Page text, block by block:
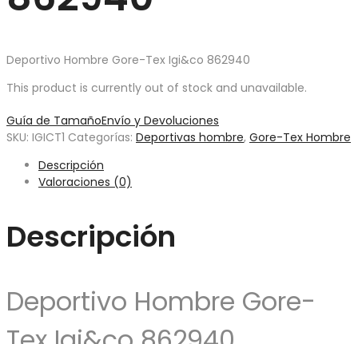
Deportivo Hombre Gore-Tex Igi&co 862940
This product is currently out of stock and unavailable.
Guía de TamañoEnvío y Devoluciones
SKU: IGICT1 Categorías: Deportivas hombre, Gore-Tex Hombre
Descripción
Valoraciones (0)
Descripción
Deportivo Hombre Gore-